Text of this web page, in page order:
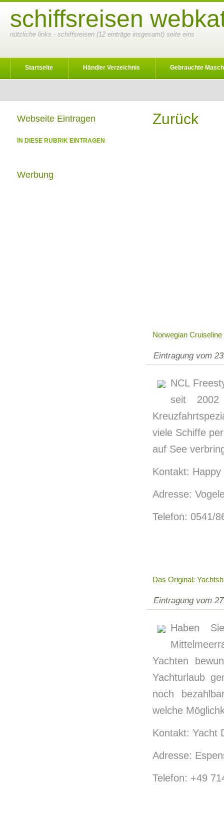
schiffsreisen
nützliche links - schiffsreisen (12 einträge insgesamt) seite eins
Startseite Händler Verzeichnis Gebrauchte
Zurück
Norwegian
Eintragung vom
NCL
seit
viele Schiffe
auf See
Kontakt:
Adresse:
Telefon: 0541/
Das Original:
Eintragung vom
Haben
Yachten
Yachturlaub
noch
welche
Kontakt: Yacht
Adresse:
Telefon: +49
Webseite Eintragen
IN DIESE RUBRIK EINTRAGEN
Werbung